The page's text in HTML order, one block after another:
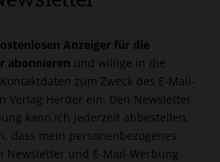
Anzeiger für die
abonnieren und willige in die
zum Zweck des E-Mail-
Verlag Herder ein. Den Newsletter
kann ich jederzeit abbestellen.
dass mein personenbezogenes
Newsletter und E-Mail-Werbung